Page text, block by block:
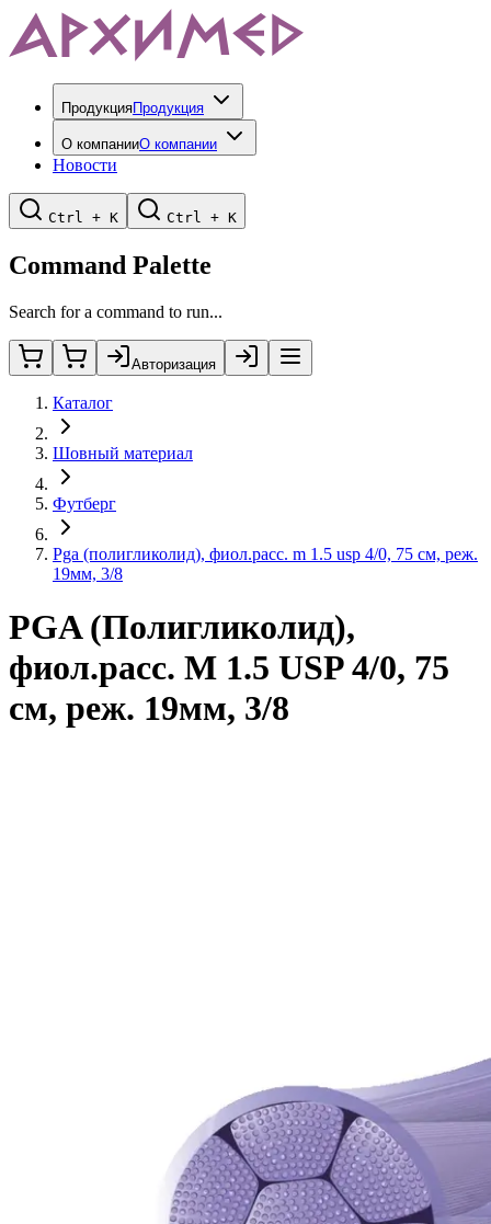
ПродукцияПродукция
О компанииО компании
Новости
Ctrl + K Ctrl + K
Command Palette
Search for a command to run...
Авторизация
Каталог
Шовный материал
Футберг
Pga (полигликолид), фиол.расс. m 1.5 usp 4/0, 75 см, реж.
19мм, 3/8
PGA (Полигликолид),
фиол.расс. M 1.5 USP 4/0, 75
см, реж. 19мм, 3/8